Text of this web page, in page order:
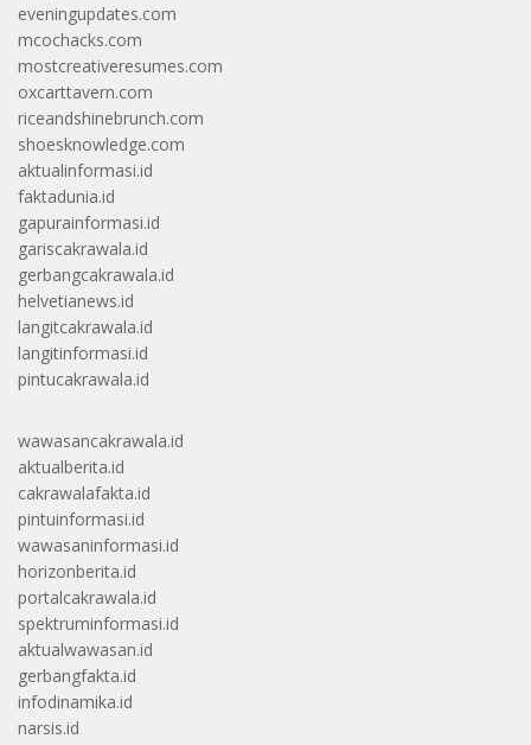
eveningupdates.com
mcochacks.com
mostcreativeresumes.com
oxcarttavern.com
riceandshinebrunch.com
shoesknowledge.com
aktualinformasi.id
faktadunia.id
gapurainformasi.id
gariscakrawala.id
gerbangcakrawala.id
helvetianews.id
langitcakrawala.id
langitinformasi.id
pintucakrawala.id
wawasancakrawala.id
aktualberita.id
cakrawalafakta.id
pintuinformasi.id
wawasaninformasi.id
horizonberita.id
portalcakrawala.id
spektruminformasi.id
aktualwawasan.id
gerbangfakta.id
infodinamika.id
narsis.id